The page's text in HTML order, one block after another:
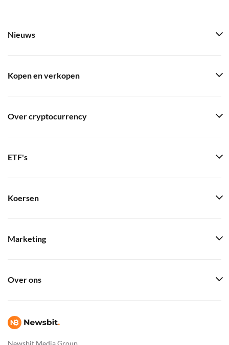
Newsbit Media Group
Nieuws
Kopen en verkopen
Over cryptocurrency
ETF's
Koersen
Marketing
Over ons